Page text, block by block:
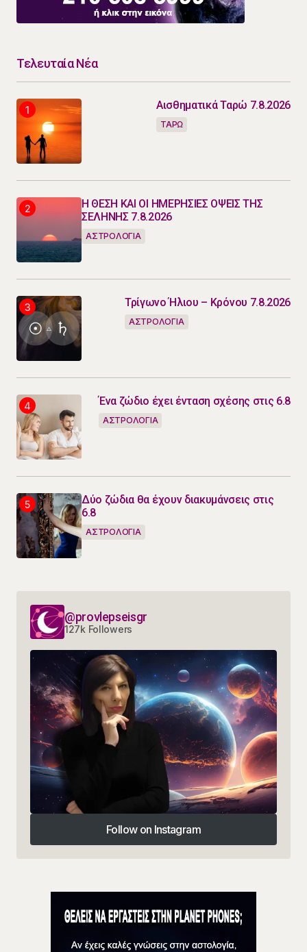
Τελευταία Νέα
Αισθηματικά Ταρώ 7.8.2026
ΤΑΡΩ
Η ΘΕΣΗ ΚΑΙ ΟΙ ΗΜΕΡΗΣΙΕΣ ΟΨΕΙΣ ΤΗΣ
ΣΕΛΗΝΗΣ 7.8.2026
ΑΣΤΡΟΛΟΓΙΑ
Τρίγωνο Ήλιου – Κρόνου 7.8.2026
ΑΣΤΡΟΛΟΓΙΑ
Ένα ζώδιο έχει ένταση σχέσης στις 6.8
ΑΣΤΡΟΛΟΓΙΑ
Δύο ζώδια θα έχουν διακυμάνσεις στις
6.8
ΑΣΤΡΟΛΟΓΙΑ
@provlepseisgr
127k Followers
Follow on Instagram
Follow on Instagram